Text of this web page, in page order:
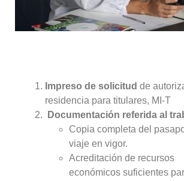
Impreso de solicitud de
residencia para titulares, MI-T
Documentación referida al
Copia completa del
viaje en vigor.
Acreditación de recursos
económicos suficientes